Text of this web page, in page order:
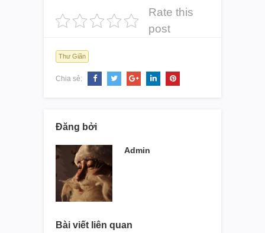
Rate this
post
Thư Giãn
Chia sẻ:
Đăng bởi
Admin
Bài viết liên quan